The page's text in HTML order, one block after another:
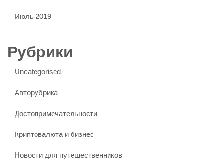
Июль 2019
Рубрики
Uncategorised
Авторубрика
Достопримечательности
Криптовалюта и бизнес
Новости для путешественников